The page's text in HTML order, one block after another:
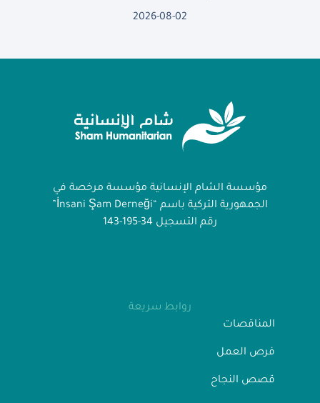
2026-08-02
مؤسسة الشام الإنسانية مؤسسة مرخصة في
الجمهورية التركية باسم “İnsani Şam Derneği”
رقم التسجيل 34-195-143
روابط سريعة
المناقصات
فرص العمل
قصص النجاح